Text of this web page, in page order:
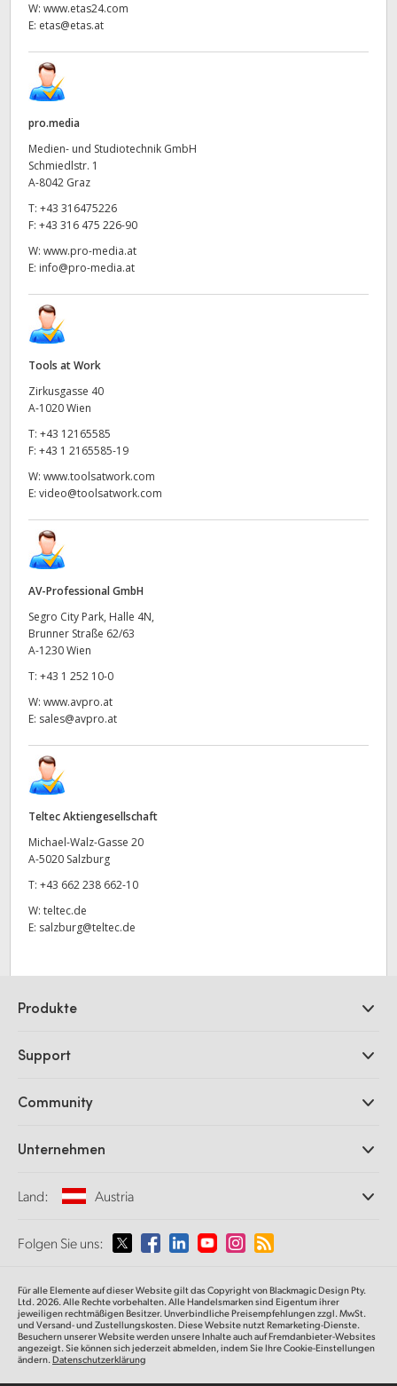
W: www.etas24.com
E: etas@etas.at
pro.media
Medien- und Studiotechnik GmbH
Schmiedlstr. 1
A-8042 Graz
T: +43 316475226
F: +43 316 475 226-90
W: www.pro-media.at
E: info@pro-media.at
Tools at Work
Zirkusgasse 40
A-1020 Wien
T: +43 12165585
F: +43 1 2165585-19
W: www.toolsatwork.com
E: video@toolsatwork.com
AV-Professional GmbH
Segro City Park, Halle 4N,
Brunner Straße 62/63
A-1230 Wien
T: +43 1 252 10-0
W: www.avpro.at
E: sales@avpro.at
Teltec Aktiengesellschaft
Michael-Walz-Gasse 20
A-5020 Salzburg
T: +43 662 238 662-10
W: teltec.de
E: salzburg@teltec.de
Produkte
DaVinci Resolve und Fusion Software
Ultimatte
Aufzeichnung und Wiedergabe
Norm- und Formatwandlung
Netzwerkspeicher
Signalverteilung und Distribution
Streaming und Encoding
Support
Support-Center
Community
Unternehmen
Informationen über uns
Medien
Land: Austria
Wählen Sie Ihr Land aus
Australia
Austria
Folgen Sie uns:
Für alle Elemente auf dieser Website gilt das Copyright von Blackmagic Design Pty.
Ltd. 2026. Alle Rechte vorbehalten. Alle Handelsmarken sind Eigentum ihrer
jeweiligen rechtmäßigen Besitzer. Unverbindliche Preisempfehlungen zzgl. MwSt.
und Versand- und Zustellungskosten. Diese Website nutzt Remarketing-Dienste.
Besuchern unserer Website werden unsere Inhalte auch auf Fremdanbieter-Websites
angezeigt. Sie können sich jederzeit abmelden, indem Sie Ihre Cookie-Einstellungen
ändern.Datenschutzerklärung